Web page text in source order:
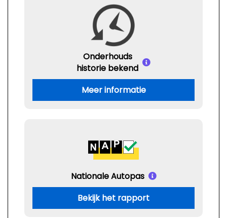
Onderhouds
historie bekend
Meer informatie
Nationale Autopas
Bekijk het rapport